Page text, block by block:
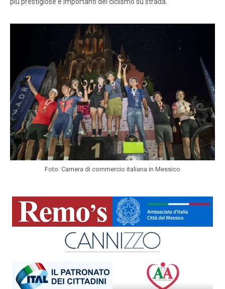
Foto: Camera di commercio italiana in Messico